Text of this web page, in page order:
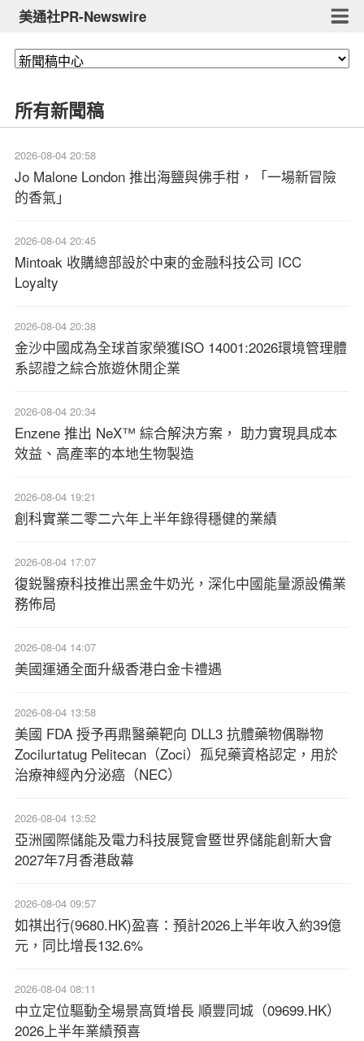
美通社PR-Newswire
所有新聞稿
2026-08-04 20:58
Jo Malone London 推出海鹽與佛手柑，「一場新冒險
的香氣」
2026-08-04 20:45
Mintoak 收購總部設於中東的金融科技公司 ICC
Loyalty
2026-08-04 20:38
金沙中國成為全球首家榮獲ISO 14001:2026環境管理體
系認證之綜合旅遊休閒企業
2026-08-04 20:34
Enzene 推出 NeX™ 綜合解決方案， 助力實現具成本
效益、高產率的本地生物製造
2026-08-04 19:21
創科實業二零二六年上半年錄得穩健的業績
2026-08-04 17:07
復鋭醫療科技推出黑金牛奶光，深化中國能量源設備業
務佈局
2026-08-04 14:07
美國運通全面升級香港白金卡禮遇
2026-08-04 13:58
美國 FDA 授予再鼎醫藥靶向 DLL3 抗體藥物偶聯物
Zocilurtatug Pelitecan（Zoci）孤兒藥資格認定，用於
治療神經內分泌癌（NEC）
2026-08-04 13:52
亞洲國際儲能及電力科技展覽會暨世界儲能創新大會
2027年7月香港啟幕
2026-08-04 09:57
如祺出行(9680.HK)盈喜：預計2026上半年收入約39億
元，同比增長132.6%
2026-08-04 08:11
中立定位驅動全場景高質增長 順豐同城（09699.HK）
2026上半年業績預喜